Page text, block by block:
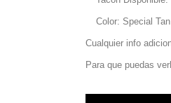
Color: Special Tan
Cualquier info
Para que puedas